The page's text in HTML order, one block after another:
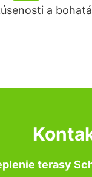
a
terasy